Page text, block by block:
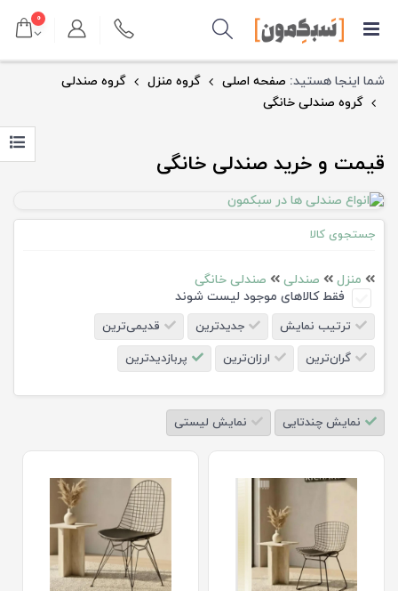
۰
شما اینجا هستید: صفحه اصلی گروه منزل
گروه صندلی
گروه صندلی خانگی
قیمت و خرید صندلی خانگی
جستجوی کالا
منزل صندلی
صندلی خانگی
فقط کالاهای موجود لیست شوند
ترتیب نمایش جدیدترین
قدیمی‌ترین
گران‌ترین
ارزان‌ترین پربازدیدترین
نمایش چندتایی نمایش لیستی